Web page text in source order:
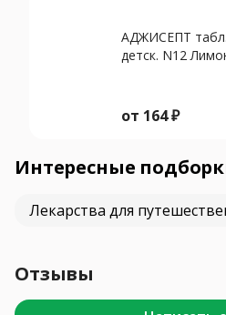
АДЖИСЕПТ табл.
детск. N12
от 164₽
Интересные
Лекарства для
Отзывы